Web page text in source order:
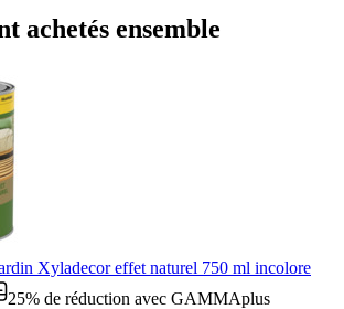
achetés ensemble
Xyladecor effet naturel 750 ml incolore
25% de réduction avec GAMMAplus